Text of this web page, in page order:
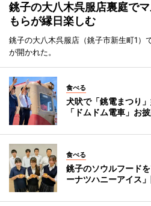
銚子の大八木呉服店裏庭で
もらが縁日楽しむ
銚子の大八木呉服店（銚子市新生町1）
が開かれた。
食べる
犬吠で「銚電まつり
「ドムドム電車」お
食べる
銚子のソウルフード
ーナツハニーアイス